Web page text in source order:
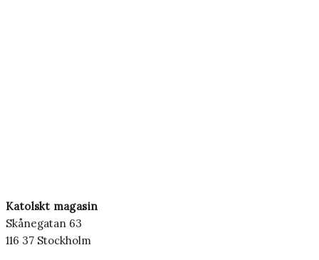
Katolskt magasin
Skånegatan 63
116 37 Stockholm